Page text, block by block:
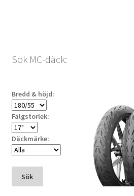
Sök MC-däck:
Bredd & höjd:
Fälgstorlek:
Däckmärke:
Sök